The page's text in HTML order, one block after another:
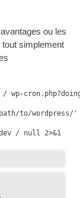
ou les
simplement
to/wordpress/'
/ null 2>&1